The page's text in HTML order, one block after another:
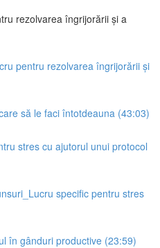
rezolvarea îngrijorării și a
pentru rezolvarea îngrijorării și
să le faci întotdeauna (43:03)
stres cu ajutorul unui protocol
specific pentru stres
în gânduri productive (23:59)